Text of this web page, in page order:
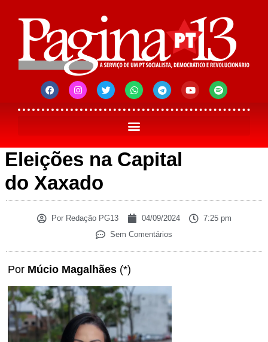
Eleições na Capital
do Xaxado
PorRedação PG13 04/09/2024
7:25 pm
Sem Comentários
Por Múcio Magalhães (*)